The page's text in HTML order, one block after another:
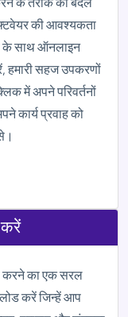
की आवश्यकता
के साथ ऑनलाइन
हमारी सहज उपकरणों
में अपने परिवर्तनों
कार्य प्रवाह को
करने का एक सरल
करें जिन्हें आप